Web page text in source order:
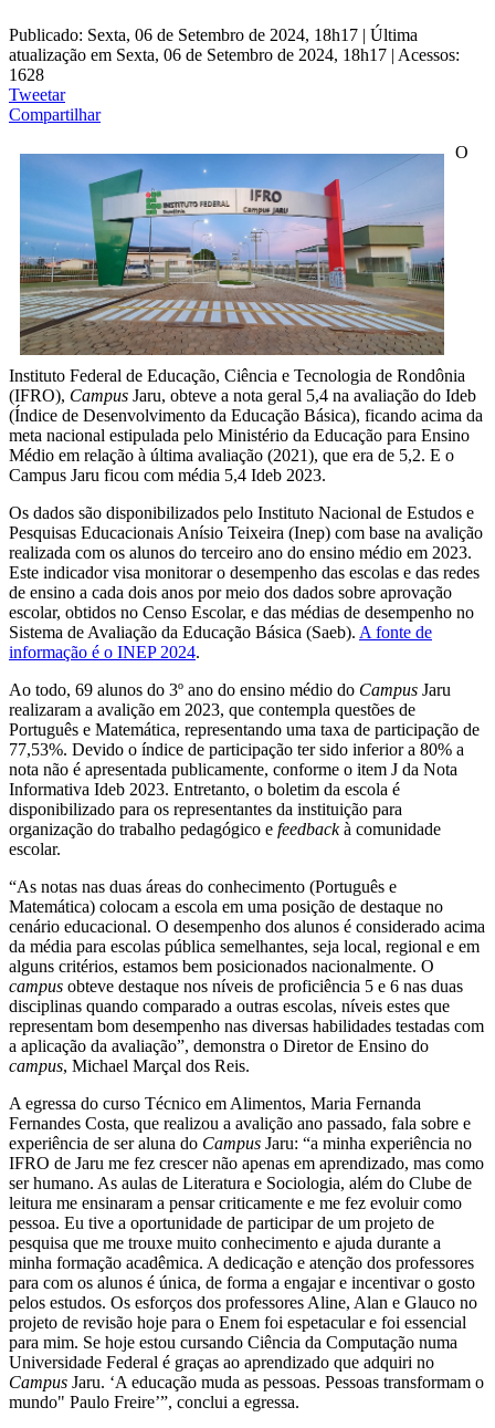
Publicado: Sexta, 06 de Setembro de 2024, 18h17 | Última
atualização em Sexta, 06 de Setembro de 2024, 18h17 | Acessos:
1628
Tweetar
Compartilhar
O
Instituto Federal de Educação, Ciência e Tecnologia de Rondônia
(IFRO), Campus Jaru, obteve a nota geral 5,4 na avaliação do Ideb
(Índice de Desenvolvimento da Educação Básica), ficando acima da
meta nacional estipulada pelo Ministério da Educação para Ensino
Médio em relação à última avaliação (2021), que era de 5,2. E o
Campus Jaru ficou com média 5,4 Ideb 2023.
Os dados são disponibilizados pelo Instituto Nacional de Estudos e
Pesquisas Educacionais Anísio Teixeira (Inep) com base na avalição
realizada com os alunos do terceiro ano do ensino médio em 2023.
Este indicador visa monitorar o desempenho das escolas e das redes
de ensino a cada dois anos por meio dos dados sobre aprovação
escolar, obtidos no Censo Escolar, e das médias de desempenho no
Sistema de Avaliação da Educação Básica (Saeb). A fonte de
informação é o INEP 2024.
Ao todo, 69 alunos do 3º ano do ensino médio do Campus Jaru
realizaram a avalição em 2023, que contempla questões de
Português e Matemática, representando uma taxa de participação de
77,53%. Devido o índice de participação ter sido inferior a 80% a
nota não é apresentada publicamente, conforme o item J da Nota
Informativa Ideb 2023. Entretanto, o boletim da escola é
disponibilizado para os representantes da instituição para
organização do trabalho pedagógico e feedbackà comunidade
escolar.
“As notas nas duas áreas do conhecimento (Português e
Matemática) colocam a escola em uma posição de destaque no
cenário educacional. O desempenho dos alunos é considerado acima
da média para escolas pública semelhantes, seja local, regional e em
alguns critérios, estamos bem posicionados nacionalmente. O
campus obteve destaque nos níveis de proficiência 5 e 6 nas duas
disciplinas quando comparado a outras escolas, níveis estes que
representam bom desempenho nas diversas habilidades testadas com
a aplicação da avaliação”, demonstra o Diretor de Ensino do
campus, Michael Marçal dos Reis.
A egressa do curso Técnico em Alimentos, Maria Fernanda
Fernandes Costa, que realizou a avalição ano passado, fala sobre e
experiência de ser aluna do Campus Jaru: “a minha experiência no
IFRO de Jaru me fez crescer não apenas em aprendizado, mas como
ser humano. As aulas de Literatura e Sociologia, além do Clube de
leitura me ensinaram a pensar criticamente e me fez evoluir como
pessoa. Eu tive a oportunidade de participar de um projeto de
pesquisa que me trouxe muito conhecimento e ajuda durante a
minha formação acadêmica. A dedicação e atenção dos professores
para com os alunos é única, de forma a engajar e incentivar o gosto
pelos estudos. Os esforços dos professores Aline, Alan e Glauco no
projeto de revisão hoje para o Enem foi espetacular e foi essencial
para mim. Se hoje estou cursando Ciência da Computação numa
Universidade Federal é graças ao aprendizado que adquiri no
Campus Jaru. ‘A educação muda as pessoas. Pessoas transformam o
mundo" Paulo Freire’”, conclui a egressa.